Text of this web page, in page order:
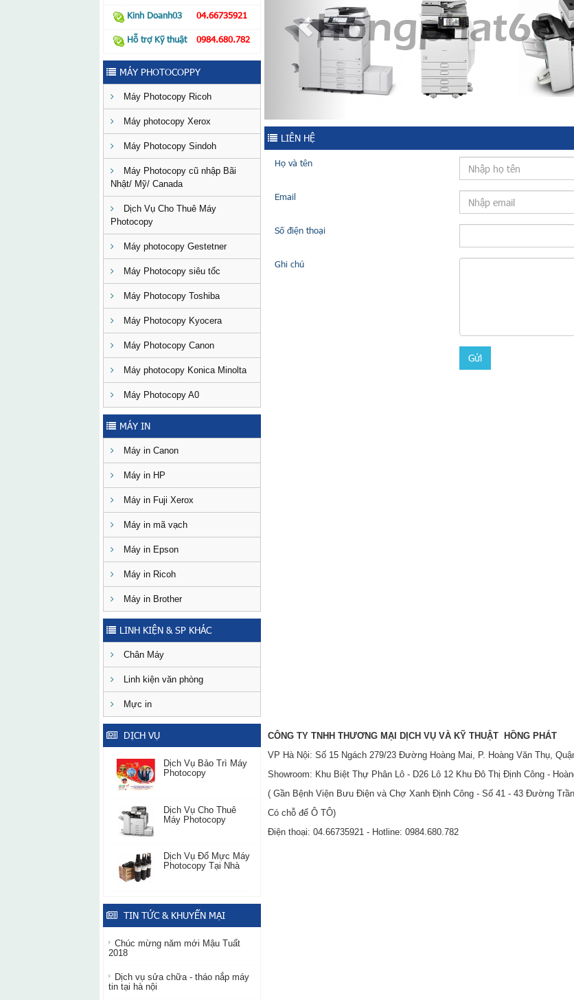
Kinh Doanh03 04.66735921
Hỗ trợ Kỹ thuật 0984.680.782
MÁY PHOTOCOPPY
Máy Photocopy Ricoh
Máy photocopy Xerox
Máy Photocopy Sindoh
Máy Photocopy cũ nhập Bãi
Nhật/ Mỹ/ Canada
Dịch Vụ Cho Thuê Máy
Photocopy
Máy photocopy Gestetner
Máy Photocopy siêu tốc
Máy Photocopy Toshiba
Máy Photocopy Kyocera
Máy Photocopy Canon
Máy photocopy Konica Minolta
Máy Photocopy A0
MÁY IN
Máy in Canon
Máy in HP
Máy in Fuji Xerox
Máy in mã vạch
Máy in Epson
Máy in Ricoh
Máy in Brother
LINH KIỆN & SP KHÁC
Chân Máy
Linh kiện văn phòng
Mực in
DỊCH VỤ
Dịch Vụ Bảo Trì Máy
Photocopy
Dịch Vụ Cho Thuê
Máy Photocopy
Dịch Vụ Đổ Mực Máy
Photocopy Tại Nhà
TIN TỨC & KHUYẾN MẠI
Chúc mừng năm mới Mậu Tuất
2018
Dịch vụ sửa chữa - tháo nắp máy
tin tại hà nội
LIÊN HỆ
Họ và tên
Email
Số điện thoại
Ghi chú
CÔNG TY TNHH THƯƠNG MẠI DỊCH VỤ VÀ KỸ THUẬT HỒNG PHÁT
VP Hà Nội: Số 15 Ngách 279/23 Đường Hoàng Mai, P. Hoàng Văn Thụ,
Showroom: Khu Biệt Thự Phân Lô - D26 Lô 12 Khu Đô Thị Định Công -
( Gần Bệnh Viện Bưu Điện và Chợ Xanh Định Công - Số 41 - 43 Đường
Có chỗ để Ô TÔ)
Điện thoại: 04.66735921 - Hotline: 0984.680.782